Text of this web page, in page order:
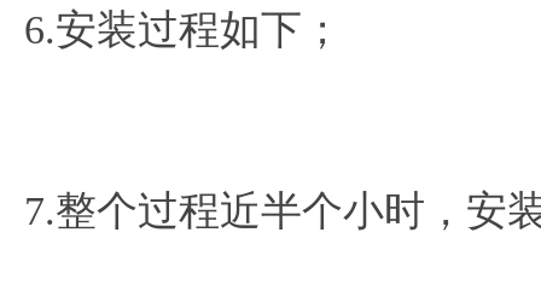
6.安装过程如下；
7.整个过程近半个小时，安